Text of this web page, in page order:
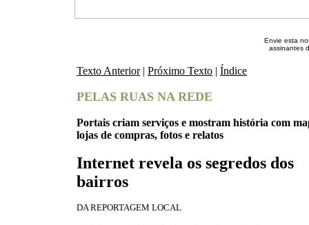
Envie esta
assinantes
Texto Anterior| Próximo Texto | Índice
PELAS RUAS NA REDE
Portais criam serviços e mostram história com
lojas de compras, fotos e relatos
Internet revela os segredos dos
bairros
DA REPORTAGEM LOCAL